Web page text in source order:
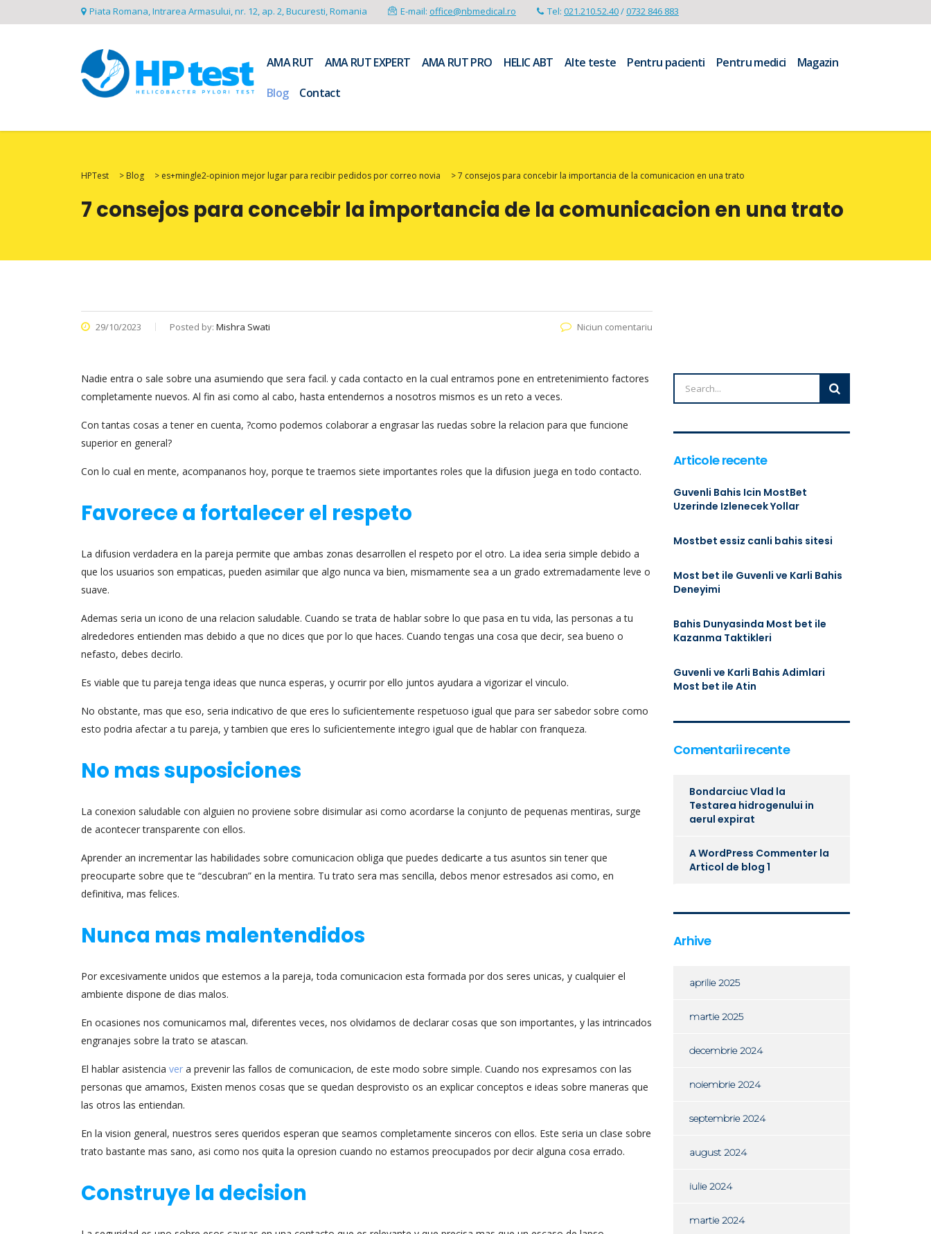
Piata Romana, Intrarea Armasului, nr. 12, ap. 2, Bucuresti, Romania E-mail: office@nbmedical.ro Tel: 021.210.52.40/0732 846 883
AMA RUT AMA RUT EXPERT AMA RUT PRO HELIC ABT Alte teste Pentru pacienti Pentru medici
Magazin
Blog
Contact
HPTest > Blog > es+mingle2-opinion mejor lugar para recibir pedidos por correo novia >7 consejos para concebir la importancia de la comunicacion en una trato
7 consejos para concebir la importancia de la comunicacion en una trato
29/10/2023 Posted by: Mishra Swati Niciun comentariu
Nadie entra o sale sobre una asumiendo que sera facil. y cada contacto en la cual entramos pone en entretenimiento factores
completamente nuevos. Al fin asi­ como al cabo, hasta entendernos a nosotros mismos es un reto a veces.
Con tantas cosas a tener en cuenta, ?como podemos colaborar a engrasar las ruedas sobre la relacion para que funcione
superior en general?
Con lo cual en mente, acompananos hoy, porque te traemos siete importantes roles que la difusion juega en todo contacto.
Favorece a fortalecer el respeto
La difusion verdadera en la pareja permite que ambas zonas desarrollen el respeto por el otro. La idea seri­a simple debido a
que los usuarios son empaticas, pueden asimilar que algo nunca va bien, mismamente sea a un grado extremadamente leve o
suave.
Ademas seri­a un icono de una relacion saludable. Cuando se trata de hablar sobre lo que pasa en tu vida, las personas a tu
alrededores entienden mas debido a que no dices que por lo que haces. Cuando tengas una cosa que decir, sea bueno o
nefasto, debes decirlo.
Es viable que tu pareja tenga ideas que nunca esperas, y ocurrir por ello juntos ayudara a vigorizar el vinculo.
No obstante, mas que eso, seri­a indicativo de que eres lo suficientemente respetuoso igual que para ser sabedor sobre como
esto podria afectar a tu pareja, y tambien que eres lo suficientemente integro igual que de hablar con franqueza.
No mas suposiciones
La conexion saludable con alguien no proviene sobre disimular asi­ como acordarse la conjunto de pequenas mentiras, surge
de acontecer transparente con ellos.
Aprender an incrementar las habilidades sobre comunicacion obliga que puedes dedicarte a tus asuntos sin tener que
preocuparte sobre que te “descubran” en la mentira. Tu trato sera mas sencilla, debos menor estresados asi­ como, en
definitiva, mas felices.
Nunca mas malentendidos
Por excesivamente unidos que estemos a la pareja, toda comunicacion esta formada por dos seres unicas, y cualquier el
ambiente dispone de dias malos.
En ocasiones nos comunicamos mal, diferentes veces, nos olvidamos de declarar cosas que son importantes, y las intrincados
engranajes sobre la trato se atascan.
El hablar asistencia ver a prevenir las fallos de comunicacion, de este modo sobre simple. Cuando nos expresamos con las
personas que amamos, Existen menos cosas que se quedan desprovisto os an explicar conceptos e ideas sobre maneras que
las otros las entiendan.
En la vision general, nuestros seres queridos esperan que seamos completamente sinceros con ellos. Este seri­a un clase sobre
trato bastante mas sano, asi­ como nos quita la opresion cuando no estamos preocupados por decir alguna cosa errado.
Construye la decision
Articole recente
Guvenli Bahis Icin MostBet
Uzerinde Izlenecek Yollar
Mostbet essiz canli bahis sitesi
Most bet ile Guvenli ve Karli Bahis
Deneyimi
Bahis Dunyasinda Most bet ile
Kazanma Taktikleri
Guvenli ve Karli Bahis Adimlari
Most bet ile Atin
Comentarii recente
Bondarciuc Vlad la
Testarea hidrogenului in
aerul expirat
A WordPress Commenter la
Articol de blog 1
Arhive
aprilie 2025
martie 2025
decembrie 2024
noiembrie 2024
septembrie 2024
august 2024
iulie 2024
martie 2024